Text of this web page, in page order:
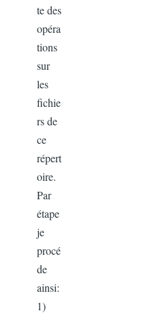
te des
opéra
tions
sur
les
fichie
rs de
ce
répert
oire.
Par
étape
je
procé
de
ainsi:
1)